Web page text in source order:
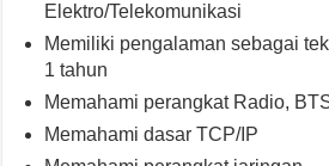
Elektro/Telekomunikasi
Memiliki pengalaman sebagai
1 tahun
Memahami perangkat Radio,
Memahami dasar TCP/IP